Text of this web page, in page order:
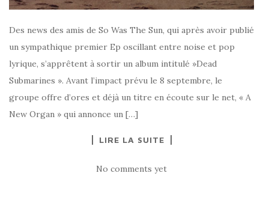
Des news des amis de So Was The Sun, qui après avoir publié
un sympathique premier Ep oscillant entre noise et pop
lyrique, s’apprêtent à sortir un album intitulé »Dead
Submarines ». Avant l’impact prévu le 8 septembre, le
groupe offre d’ores et déjà un titre en écoute sur le net, « A
New Organ » qui annonce un […]
LIRE LA SUITE
No comments yet